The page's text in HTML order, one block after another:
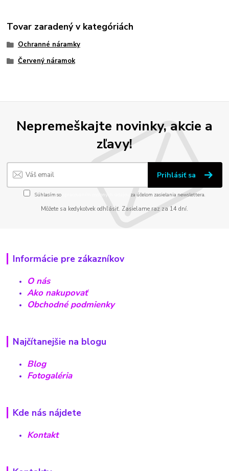
Tovar zaradený v kategóriách
Ochranné náramky
Červený náramok
Nepremeškajte novinky, akcie a
zľavy!
Prihlásiť sa
Súhlasím so spracovaním osobných údajov za účelom zasielania newslettera.
Môžete sa kedykoľvek odhlásiť. Zasielame raz za 14 dní.
Informácie pre zákazníkov
O nás
Ako nakupovať
Obchodné podmienky
Najčítanejšie na blogu
Blog
Fotogaléria
Kde nás nájdete
Kontakt